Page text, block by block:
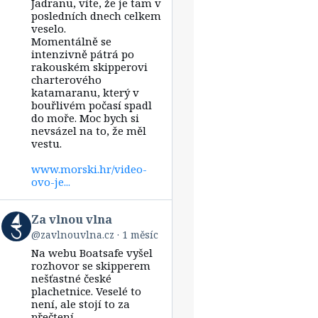
Bluesky
Jadranu, víte, že je tam v
posledních dnech celkem
veselo.
Momentálně se
intenzivně pátrá po
rakouském skipperovi
charterového
katamaranu, který v
bouřlivém počasí spadl
do moře. Moc bych si
nevsázel na to, že měl
vestu.
www.morski.hr/video-
ovo-je...
View
post
by
Bluesky
Za vlnou vlna
@zavlnouvlna.cz 1 měsíc
Na webu Boatsafe vyšel
rozhovor se skipperem
nešťastné české
plachetnice. Veselé to
není, ale stojí to za